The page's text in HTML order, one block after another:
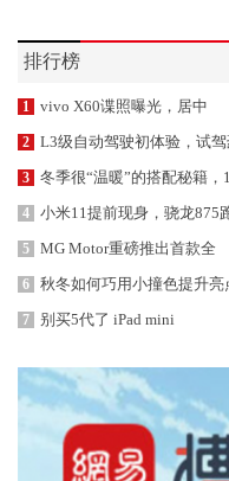
排行榜
1 vivo X60谍照曝光，居中
2 L3级自动驾驶初体验，试
3 冬季很“温暖”的搭配秘籍，
4 小米11提前现身，骁龙875
5 MG Motor重磅推出首款全
6 秋冬如何巧用小撞色提升亮
7 别买5代了 iPad mini